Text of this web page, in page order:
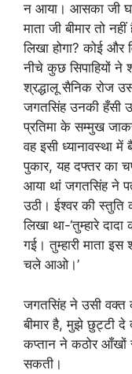
न आया। आसका जी
माता जी बीमार तो
लिखा होगा? कोई और
नीचे कुछ सिपाहियों ने
श्रद्धालू सैनिक रोज
जगतसिंह उनकी हँसी
प्रतिमा के सम्मुख
वह इसी ध्यानावस्था
पुकार, यह दफ्तर का
आया थां जगतसिंह ने
उठी। ईश्वर की
लिखा था-‘तुम्हारे
गई। तुम्हारी माता
चले आओ।’
जगतसिंह ने उसी वक्त
बीमार है, मुझे छुट्टी दे
कप्तान ने कठोर आँखों
सकती।